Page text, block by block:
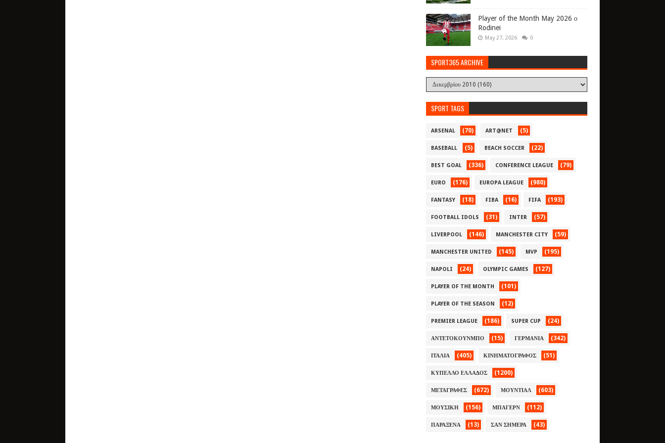
Player of the Month May 2026 ο
Rodinei
May 27, 2026 0
SPORT365 ARCHIVE
SPORT TAGS
ARSENAL (70) ART@NET (5)
BASEBALL (5) BEACH SOCCER (22)
BEST GOAL (336) CONFERENCE LEAGUE (79)
EURO (176) EUROPA LEAGUE (980)
FANTASY (18) FIBA (16) FIFA (193)
FOOTBALL IDOLS (31) INTER (57)
LIVERPOOL (146) MANCHESTER CITY (59)
MANCHESTER UNITED (145) MVP (195)
NAPOLI (24) OLYMPIC GAMES (127)
PLAYER OF THE MONTH (101)
PLAYER OF THE SEASON (12)
PREMIER LEAGUE (186) SUPER CUP (24)
ΑΝΤΕΤΟΚΟΥΝΜΠΟ (15) ΓΕΡΜΑΝΙΑ (342)
ΙΤΑΛΙΑ (405) ΚΙΝΗΜΑΤΟΓΡΑΦΟΣ (51)
ΚΥΠΕΛΛΟ ΕΛΛΑΔΟΣ (1200)
ΜΕΤΑΓΡΑΦΕΣ (672) ΜΟΥΝΤΙΑΛ (603)
ΜΟΥΣΙΚΗ (156) ΜΠΑΓΕΡΝ (112)
ΠΑΡΑΞΕΝΑ (13) ΣΑΝ ΣΗΜΕΡΑ (43)